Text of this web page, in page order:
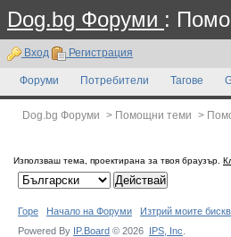
Dog.bg Форуми :
Вход Регистрация
Форуми Потребители Тагове
Dog.bg Форуми > Помощни теми >
Използваш тема, проектирана за твоя браузър.
Горе Начало на Форуми Изтрий моите
Powered By IP.Board © 2026 IPS, Inc